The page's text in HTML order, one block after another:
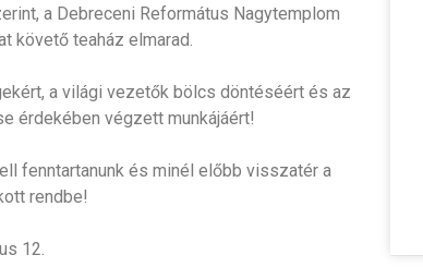
a Debreceni Református Nagytemplom
követő teaház elmarad.
a világi vezetők bölcs döntéséért és az
érdekében végzett munkájáért!
fenntartanunk és minél előbb visszatér a
rendbe!
12.